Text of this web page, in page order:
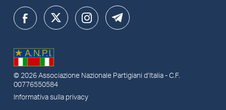
© 2026 Associazione Nazionale Partigiani d’Italia- C.F.
00776550584
Informativa sulla privacy